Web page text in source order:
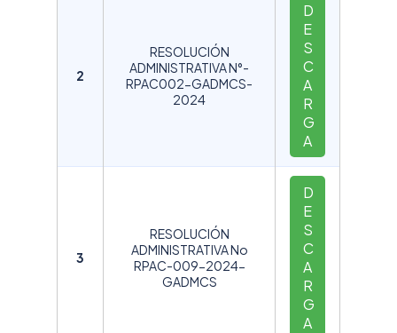
2
RESOLUCIÓN
ADMINISTRATIVA N°-
RPAC002-GADMCS-
2024
D
E
S
C
A
R
G
A
3
RESOLUCIÓN
ADMINISTRATIVA No
RPAC-009-2024-
GADMCS
D
E
S
C
A
R
G
A